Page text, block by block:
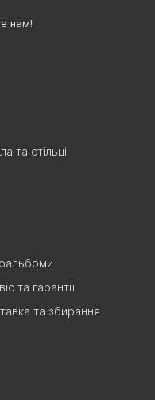
нам!
та стільці
та гарантії
та збирання